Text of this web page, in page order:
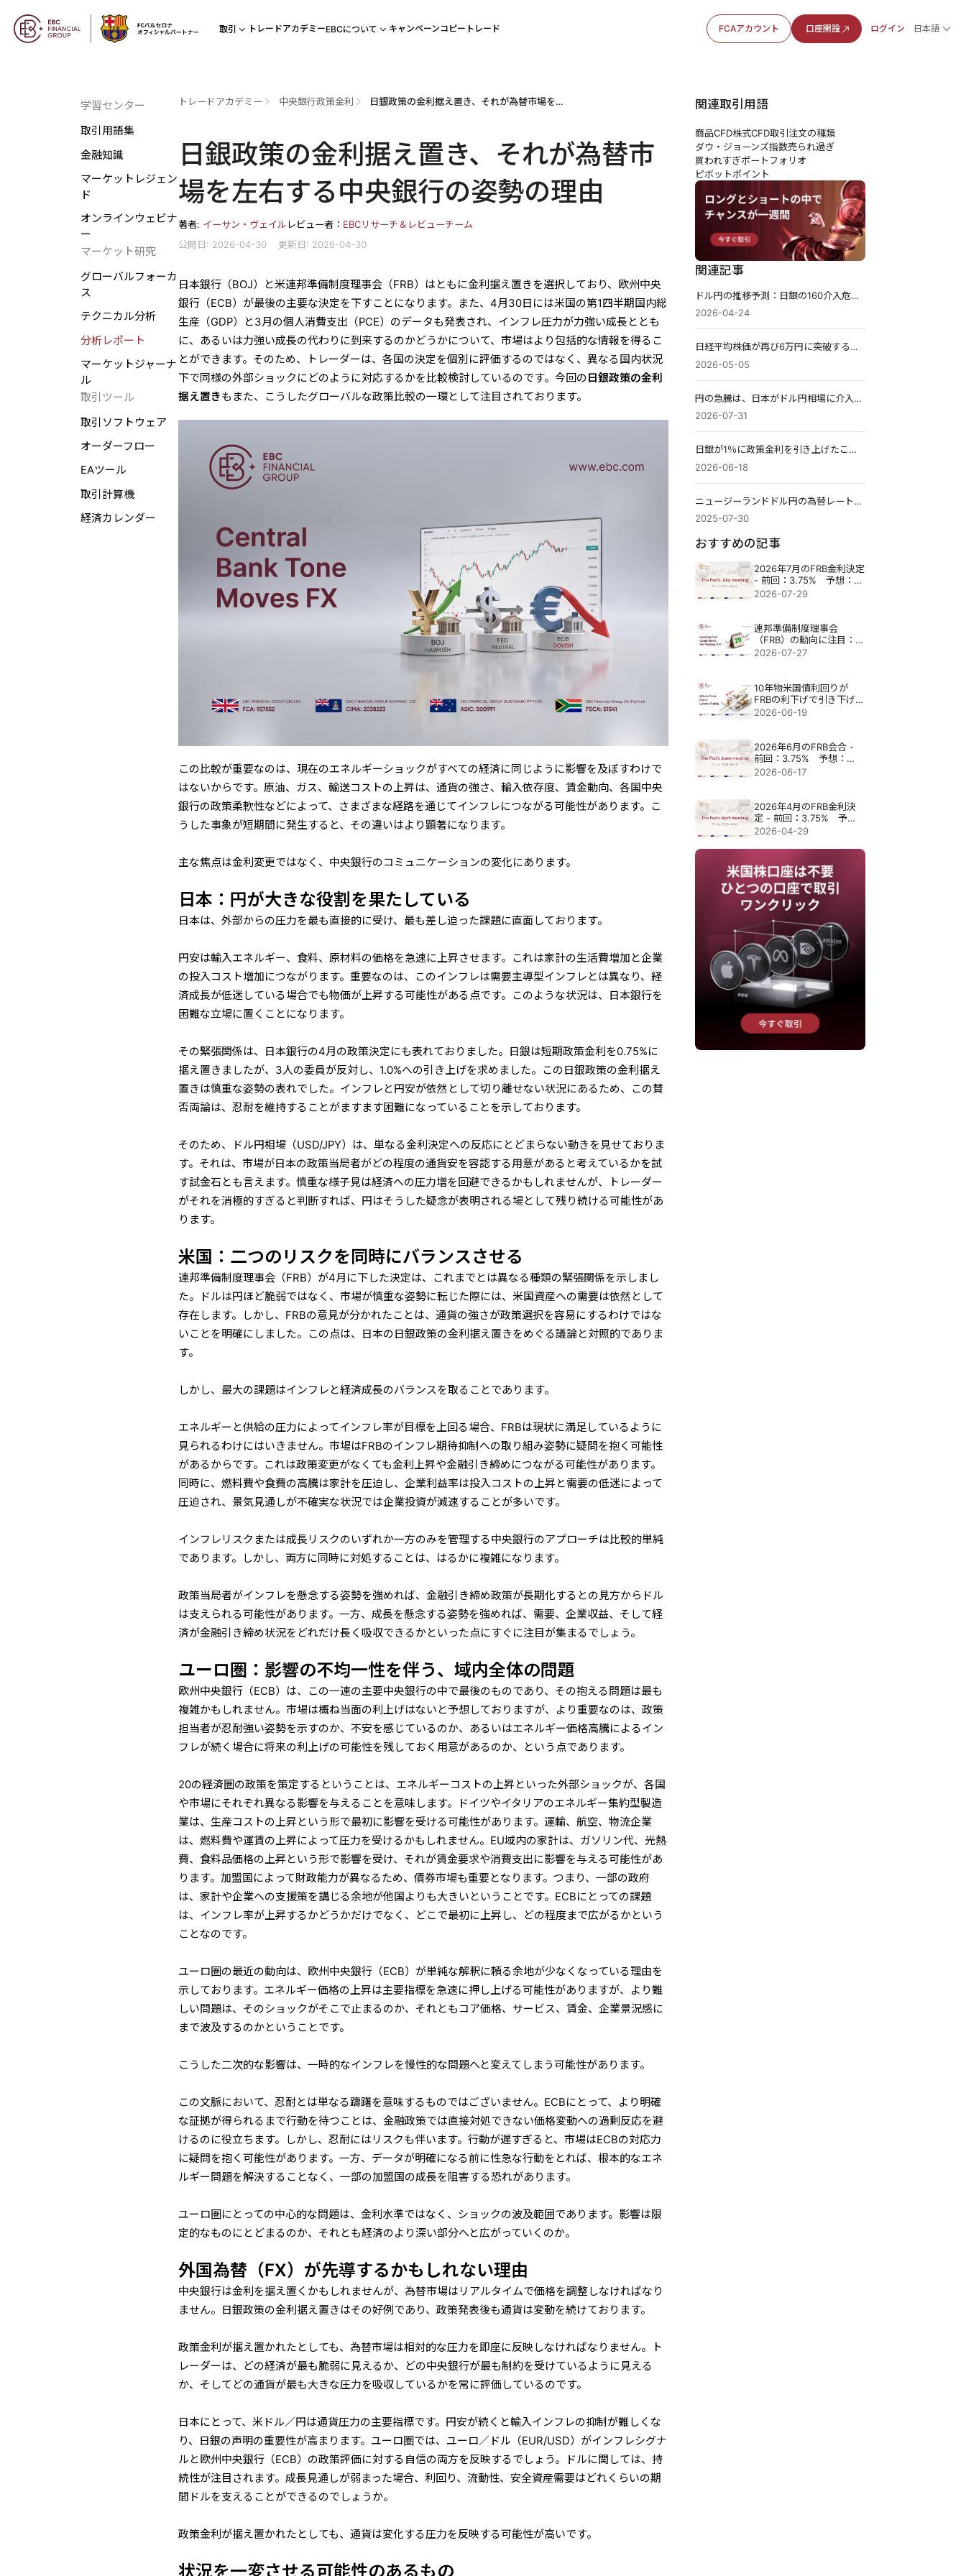
取引 トレードアカデミーEBCについて キャンペーンコピートレード FCAアカウント 口座開設 ログイン 日本語
学習センター
取引用語集
金融知識
マーケットレジェン
ド
オンラインウェビナ
ー
マーケット研究
グローバルフォーカ
ス
テクニカル分析
分析レポート
マーケットジャーナ
ル
取引ツール
取引ソフトウェア
オーダーフロー
EAツール
取引計算機
経済カレンダー
トレードアカデミー 中央銀行政策金利 日銀政策の金利据え置き、それが為替市場を左右する中央銀行の姿勢の理由
日銀政策の金利据え置き、それが為替市
場を左右する中央銀行の姿勢の理由
著者: イーサン・ヴェイル レビュー者： EBCリサーチ＆レビューチーム
公開日: 2026-04-30
更新日: 2026-04-30
日本銀行（BOJ）と米連邦準備制度理事会（FRB）はともに金利据え置きを選択しており、欧州中央
銀行（ECB）が最後の主要な決定を下すことになります。また、4月30日には米国の第1四半期国内総
生産（GDP）と3月の個人消費支出（PCE）のデータも発表され、インフレ圧力が力強い成長ととも
に、あるいは力強い成長の代わりに到来するのかどうかについて、市場はより包括的な情報を得るこ
とができます。そのため、トレーダーは、各国の決定を個別に評価するのではなく、異なる国内状況
下で同様の外部ショックにどのように対応するかを比較検討しているのです。今回の日銀政策の金利
据え置きもまた、こうしたグローバルな政策比較の一環として注目されております。
この比較が重要なのは、現在のエネルギーショックがすべての経済に同じように影響を及ぼすわけで
はないからです。原油、ガス、輸送コストの上昇は、通貨の強さ、輸入依存度、賃金動向、各国中央
銀行の政策柔軟性などによって、さまざまな経路を通じてインフレにつながる可能性があります。こ
うした事象が短期間に発生すると、その違いはより顕著になります。
主な焦点は金利変更ではなく、中央銀行のコミュニケーションの変化にあります。
日本：円が大きな役割を果たしている
日本は、外部からの圧力を最も直接的に受け、最も差し迫った課題に直面しております。
円安は輸入エネルギー、食料、原材料の価格を急速に上昇させます。これは家計の生活費増加と企業
の投入コスト増加につながります。重要なのは、このインフレは需要主導型インフレとは異なり、経
済成長が低迷している場合でも物価が上昇する可能性がある点です。このような状況は、日本銀行を
困難な立場に置くことになります。
その緊張関係は、日本銀行の4月の政策決定にも表れておりました。日銀は短期政策金利を0.75%に
据え置きましたが、3人の委員が反対し、1.0%への引き上げを求めました。この日銀政策の金利据え
置きは慎重な姿勢の表れでした。インフレと円安が依然として切り離せない状況にあるため、この賛
否両論は、忍耐を維持することがますます困難になっていることを示しております。
そのため、ドル円相場（USD/JPY）は、単なる金利決定への反応にとどまらない動きを見せておりま
す。それは、市場が日本の政策当局者がどの程度の通貨安を容認する用意があると考えているかを試
す試金石とも言えます。慎重な様子見は経済への圧力増を回避できるかもしれませんが、トレーダー
がそれを消極的すぎると判断すれば、円はそうした疑念が表明される場として残り続ける可能性があ
ります。
米国：二つのリスクを同時にバランスさせる
連邦準備制度理事会（FRB）が4月に下した決定は、これまでとは異なる種類の緊張関係を示しまし
た。ドルは円ほど脆弱ではなく、市場が慎重な姿勢に転じた際には、米国資産への需要は依然として
存在します。しかし、FRBの意見が分かれたことは、通貨の強さが政策選択を容易にするわけではな
いことを明確にしました。この点は、日本の日銀政策の金利据え置きをめぐる議論と対照的でありま
す。
しかし、最大の課題はインフレと経済成長のバランスを取ることであります。
エネルギーと供給の圧力によってインフレ率が目標を上回る場合、FRBは現状に満足しているように
見られるわけにはいきません。市場はFRBのインフレ期待抑制への取り組み姿勢に疑問を抱く可能性
があるからです。これは政策変更がなくても金利上昇や金融引き締めにつながる可能性があります。
同時に、燃料費や食費の高騰は家計を圧迫し、企業利益率は投入コストの上昇と需要の低迷によって
圧迫され、景気見通しが不確実な状況では企業投資が減速することが多いです。
インフレリスクまたは成長リスクのいずれか一方のみを管理する中央銀行のアプローチは比較的単純
であります。しかし、両方に同時に対処することは、はるかに複雑になります。
政策当局者がインフレを懸念する姿勢を強めれば、金融引き締め政策が長期化するとの見方からドル
は支えられる可能性があります。一方、成長を懸念する姿勢を強めれば、需要、企業収益、そして経
済が金融引き締め状況をどれだけ長く吸収できるかといった点にすぐに注目が集まるでしょう。
ユーロ圏：影響の不均一性を伴う、域内全体の問題
欧州中央銀行（ECB）は、この一連の主要中央銀行の中で最後のものであり、その抱える問題は最も
複雑かもしれません。市場は概ね当面の利上げはないと予想しておりますが、より重要なのは、政策
担当者が忍耐強い姿勢を示すのか、不安を感じているのか、あるいはエネルギー価格高騰によるイン
フレが続く場合に将来の利上げの可能性を残しておく用意があるのか、という点であります。
20の経済圏の政策を策定するということは、エネルギーコストの上昇といった外部ショックが、各国
や市場にそれぞれ異なる影響を与えることを意味します。ドイツやイタリアのエネルギー集約型製造
業は、生産コストの上昇という形で最初に影響を受ける可能性があります。運輸、航空、物流企業
は、燃料費や運賃の上昇によって圧力を受けるかもしれません。EU域内の家計は、ガソリン代、光熱
費、食料品価格の上昇という形で影響を受け、それが賃金要求や消費支出に影響を与える可能性があ
ります。加盟国によって財政能力が異なるため、債券市場も重要となります。つまり、一部の政府
は、家計や企業への支援策を講じる余地が他国よりも大きいということです。ECBにとっての課題
は、インフレ率が上昇するかどうかだけでなく、どこで最初に上昇し、どの程度まで広がるかという
ことなのです。
ユーロ圏の最近の動向は、欧州中央銀行（ECB）が単純な解釈に頼る余地が少なくなっている理由を
示しております。エネルギー価格の上昇は主要指標を急速に押し上げる可能性がありますが、より難
しい問題は、そのショックがそこで止まるのか、それともコア価格、サービス、賃金、企業景況感に
まで波及するのかということです。
こうした二次的な影響は、一時的なインフレを慢性的な問題へと変えてしまう可能性があります。
この文脈において、忍耐とは単なる躊躇を意味するものではございません。ECBにとって、より明確
な証拠が得られるまで行動を待つことは、金融政策では直接対処できない価格変動への過剰反応を避
けるのに役立ちます。しかし、忍耐にはリスクも伴います。行動が遅すぎると、市場はECBの対応力
に疑問を抱く可能性があります。一方、データが明確になる前に性急な行動をとれば、根本的なエネ
ルギー問題を解決することなく、一部の加盟国の成長を阻害する恐れがあります。
ユーロ圏にとっての中心的な問題は、金利水準ではなく、ショックの波及範囲であります。影響は限
定的なものにとどまるのか、それとも経済のより深い部分へと広がっていくのか。
外国為替（FX）が先導するかもしれない理由
中央銀行は金利を据え置くかもしれませんが、為替市場はリアルタイムで価格を調整しなければなり
ません。日銀政策の金利据え置きはその好例であり、政策発表後も通貨は変動を続けております。
政策金利が据え置かれたとしても、為替市場は相対的な圧力を即座に反映しなければなりません。ト
レーダーは、どの経済が最も脆弱に見えるか、どの中央銀行が最も制約を受けているように見える
か、そしてどの通貨が最も大きな圧力を吸収しているかを常に評価しているのです。
日本にとって、米ドル／円は通貨圧力の主要指標です。円安が続くと輸入インフレの抑制が難しくな
り、日銀の声明の重要性が高まります。ユーロ圏では、ユーロ／ドル（EUR/USD）がインフレシグナ
ルと欧州中央銀行（ECB）の政策評価に対する自信の両方を反映するでしょう。ドルに関しては、持
続性が注目されます。成長見通しが弱まった場合、利回り、流動性、安全資産需要はどれくらいの期
間ドルを支えることができるのでしょうか。
政策金利が据え置かれたとしても、通貨は変化する圧力を反映する可能性が高いです。
状況を一変させる可能性のあるもの
関連取引用語
商品CFD株式CFD取引注文の種類
ダウ・ジョーンズ指数売られ過ぎ
買われすぎポートフォリオ
ピボットポイント
関連記事
ドル円の推移予測：日銀の160介入危険ゾーン
2026-04-24
日経平均株価が再び6万円に突破する条件：最新データで徹底分析
2026-05-05
円の急騰は、日本がドル円相場に介入したのか、そして円高3％が何を示すのかを問うている。
2026-07-31
日銀が1％に政策金利を引き上げたこと：なぜ日本の歴史的な利上げは円の伸びを鈍化させたのか
2026-06-18
ニュージーランドドル円の為替レート｜その推移を解説
2025-07-30
おすすめの記事
2026年7月のFRB金利決定
- 前回：3.75% 予想：
3.75%
2026-07-29
連邦準備制度理事会
（FRB）の動向に注目：7
月29日の決定がナスダッ
2026-07-27
10年物米国債利回りが
FRBの利下げで引き下げら
れない理由
2026-06-19
2026年6月のFRB会合 -
前回：3.75% 予想：
3.75%
2026-06-17
2026年4月のFRB金利決
定 - 前回：3.75% 予
想：3.75%
2026-04-29